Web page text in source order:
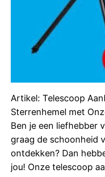
Artikel: Telescoop
Sterrenhemel met
Ben je een liefhebber
graag de schoonheid
ontdekken? Dan
jou! Onze telescoop